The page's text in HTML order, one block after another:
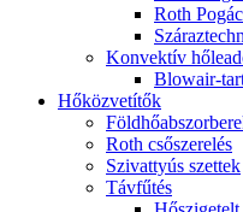
Roth
Konvektív
Blowair-
Hőközvetítők
Roth csőszerelés
Szivattyús szettek
Távfűtés